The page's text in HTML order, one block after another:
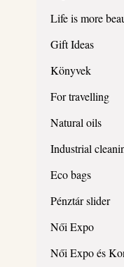
Life is more
Gift Ideas
Könyvek
For travelling
Natural oils
Industrial
Eco bags
Pénztár slider
Női Expo
Női Expo és